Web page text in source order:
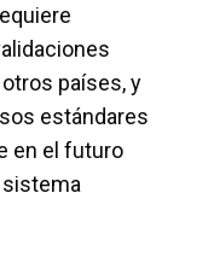
países, y
estándares
en el futuro